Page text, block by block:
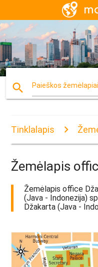
search Paieškos žemėlapiai
Tinklalapis
Žemėlapis
Žemėlapis office
(Java - Indonezija)
Džakarta (Java -